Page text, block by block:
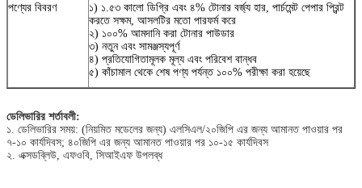
পণ্যের বিবরণ
১) ১.৫৩ কালো ডিগ্রি এবং ৪% টোনার বর্জ্য হার, পার্চমেন্ট পেপার প্রিন্ট
করতে সক্ষম, আসলটির মতো পারফর্ম করে
২) ১০০% আমদানি করা টোনার পাউডার
৩) নতুন এবং সামঞ্জস্যপূর্ণ
৪) প্রতিযোগিতামূলক মূল্য এবং পরিবেশ বান্ধব
৫) কাঁচামাল থেকে শেষ পণ্য পর্যন্ত ১০০% পরীক্ষা করা হয়েছে
ডেলিভারির শর্তাবলী:
১. ডেলিভারির সময়: (নিয়মিত মডেলের জন্য) এলসিএল/২০জিপি এর জন্য আমানত পাওয়ার পর
৭-১০ কার্যদিবস; ৪০জিপি এর জন্য আমানত পাওয়ার পর ১০-১৫ কার্যদিবস
২. এক্সডব্লিউ, এফওবি, সিআইএফ উপলব্ধ